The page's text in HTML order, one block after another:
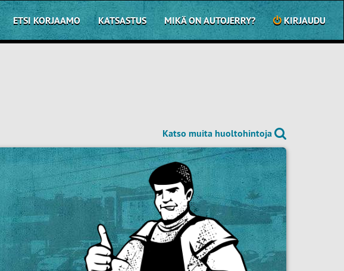
ETSI KORJAAMO KATSASTUS MIKÄ ON AUTOJERRY? KIRJAUDU
Katso muita huoltohintoja